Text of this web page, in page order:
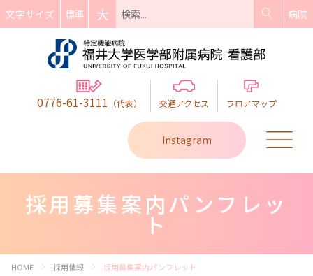
文字サイズ 標準 大 search 病院
0776-61-3111 （代表） 交通アクセス フロアマップ
Instagram
採用募集案内パンフレッ
ト
HOME chevron_right 採用情報 chevron_right 採用募集案内パンフレット